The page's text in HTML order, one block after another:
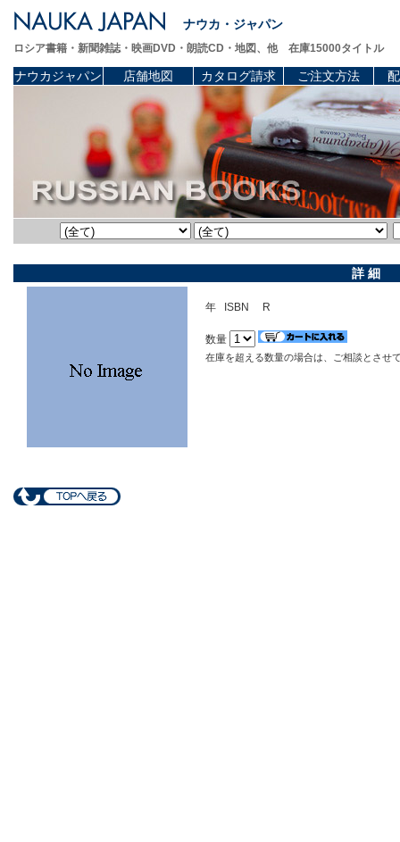
ナウカ・ジャパン
ロシア書籍・新聞雑誌・映画DVD・朗読CD・地図、他 在庫15000タイトル
ナウカジャパン 店舗地図 カタログ請求 ご注文方法
詳 細
年 ISBN R
数量
在庫を超える数量の場合は、ご相談とさせ